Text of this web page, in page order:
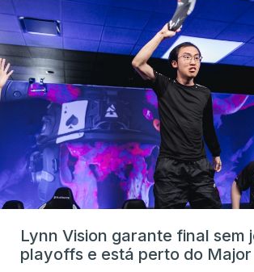
Lynn Vision garante final sem
playoffs e está perto do Major